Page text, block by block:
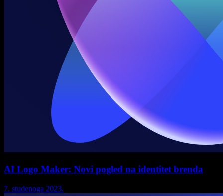
AI Logo Maker: Novi pogled na identitet brenda
7. studenoga 2023.